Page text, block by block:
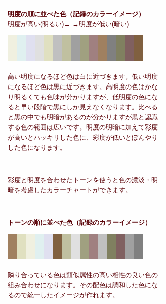
明度の順に並べた色（記録のカラーイメージ）
明度が高い(明るい)← →明度が低い(暗い)
高い明度になるほど色は白に近づきます。低い明度
になるほど色は黒に近づきます。高明度の色はかな
り明るくても色味が分かりますが、低明度の色にな
ると早い段階で黒にしか見えなくなります。比べる
と黒の中でも明暗があるのが分かりますが黒と認識
する色の範囲は広いです。明度の明暗に加えて彩度
が高いとハッキリした色に、彩度が低いとぼんやり
した色になります。
彩度と明度を合わせたトーンを使うと色の濃淡・明
暗を考慮したカラーチャートができます。
トーンの順に並べた色（記録のカラーイメージ）
隣り合っている色は類似属性の高い相性の良い色の
組み合わせになります。その配色は調和した色にな
るので統一したイメージが作れます。